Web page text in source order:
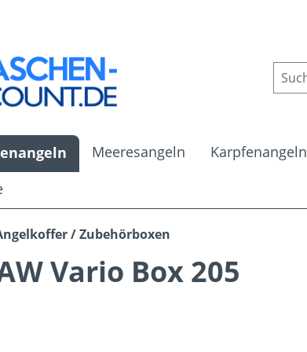
Meeresangeln Karpfenangeln
/ Zubehörboxen
Vario Box 205